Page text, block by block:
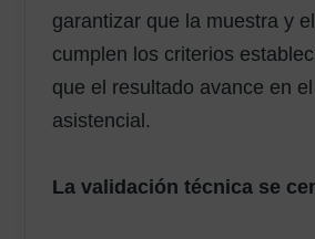
garantizar que la muestra y
cumplen los criterios
que el resultado avance en
asistencial.
La validación técnica se
CONDICIONES DE